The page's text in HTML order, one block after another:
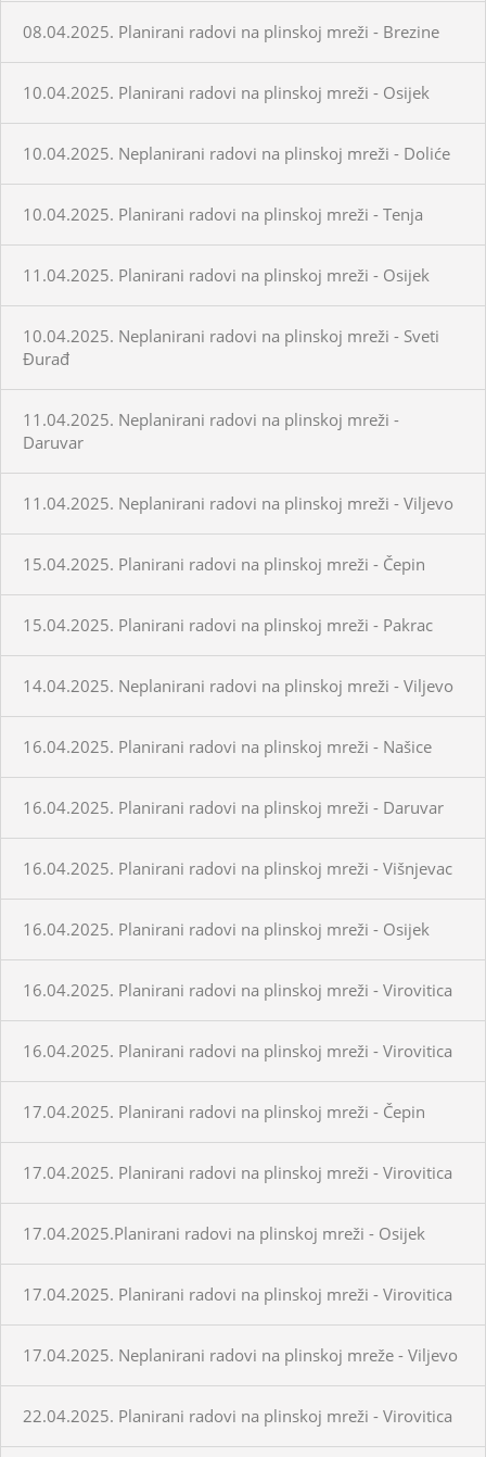
08.04.2025. Planirani radovi na plinskoj mreži - Brezine
10.04.2025. Planirani radovi na plinskoj mreži - Osijek
10.04.2025. Neplanirani radovi na plinskoj mreži - Doliće
10.04.2025. Planirani radovi na plinskoj mreži - Tenja
11.04.2025. Planirani radovi na plinskoj mreži - Osijek
10.04.2025. Neplanirani radovi na plinskoj mreži - Sveti
Đurađ
11.04.2025. Neplanirani radovi na plinskoj mreži -
Daruvar
11.04.2025. Neplanirani radovi na plinskoj mreži - Viljevo
15.04.2025. Planirani radovi na plinskoj mreži - Čepin
15.04.2025. Planirani radovi na plinskoj mreži - Pakrac
14.04.2025. Neplanirani radovi na plinskoj mreži - Viljevo
16.04.2025. Planirani radovi na plinskoj mreži - Našice
16.04.2025. Planirani radovi na plinskoj mreži - Daruvar
16.04.2025. Planirani radovi na plinskoj mreži - Višnjevac
16.04.2025. Planirani radovi na plinskoj mreži - Osijek
16.04.2025. Planirani radovi na plinskoj mreži - Virovitica
16.04.2025. Planirani radovi na plinskoj mreži - Virovitica
17.04.2025. Planirani radovi na plinskoj mreži - Čepin
17.04.2025. Planirani radovi na plinskoj mreži - Virovitica
17.04.2025.Planirani radovi na plinskoj mreži - Osijek
17.04.2025. Planirani radovi na plinskoj mreži - Virovitica
17.04.2025. Neplanirani radovi na plinskoj mreže - Viljevo
22.04.2025. Planirani radovi na plinskoj mreži - Virovitica